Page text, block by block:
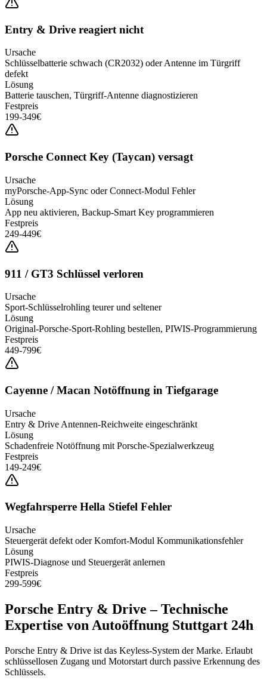
Entry & Drive reagiert nicht
Ursache
Schlüsselbatterie schwach (CR2032) oder Antenne im Türgriff
defekt
Lösung
Batterie tauschen, Türgriff-Antenne diagnostizieren
Festpreis
199-349€
Porsche Connect Key (Taycan) versagt
Ursache
myPorsche-App-Sync oder Connect-Modul Fehler
Lösung
App neu aktivieren, Backup-Smart Key programmieren
Festpreis
249-449€
911 / GT3 Schlüssel verloren
Ursache
Sport-Schlüsselrohling teurer und seltener
Lösung
Original-Porsche-Sport-Rohling bestellen, PIWIS-Programmierung
Festpreis
449-799€
Cayenne / Macan Notöffnung in Tiefgarage
Ursache
Entry & Drive Antennen-Reichweite eingeschränkt
Lösung
Schadenfreie Notöffnung mit Porsche-Spezialwerkzeug
Festpreis
149-249€
Wegfahrsperre Hella Stiefel Fehler
Ursache
Steuergerät defekt oder Komfort-Modul Kommunikationsfehler
Lösung
PIWIS-Diagnose und Steuergerät anlernen
Festpreis
299-599€
Porsche Entry & Drive – Technische
Expertise von Autoöffnung Stuttgart 24h
Porsche Entry & Drive ist das Keyless-System der Marke. Erlaubt
schlüssellosen Zugang und Motorstart durch passive Erkennung des
Schlüssels.